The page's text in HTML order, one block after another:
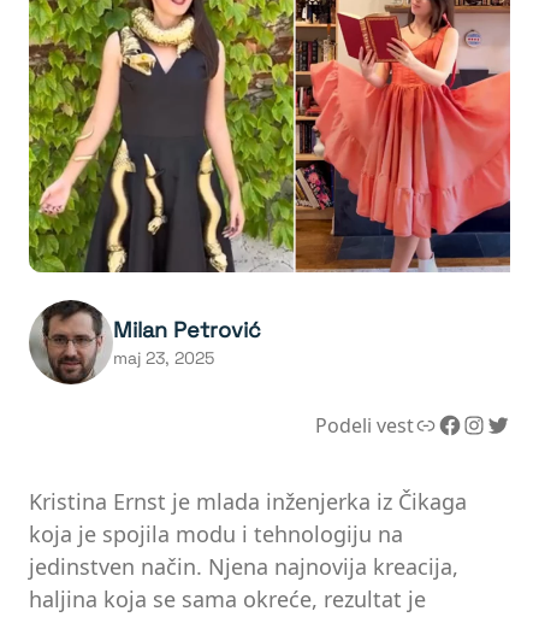
Milan Petrović
maj 23, 2025
Podeli vestLink Facebook InstagramTwitter
Kristina Ernst je mlada inženjerka iz Čikaga
koja je spojila modu i tehnologiju na
jedinstven način. Njena najnovija kreacija,
haljina koja se sama okreće, rezultat je